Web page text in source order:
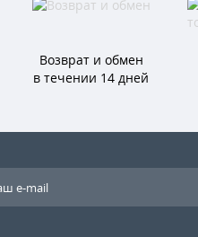
Возврат и обмен
в течении 14 дней